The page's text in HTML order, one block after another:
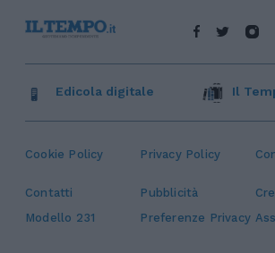
Cookie Policy Privacy Policy
Contatti Pubblicità
Modello 231
Preferenze Privacy
Edicola digitale Il